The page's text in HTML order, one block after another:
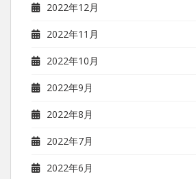
2022年12月
2022年11月
2022年10月
2022年9月
2022年8月
2022年7月
2022年6月